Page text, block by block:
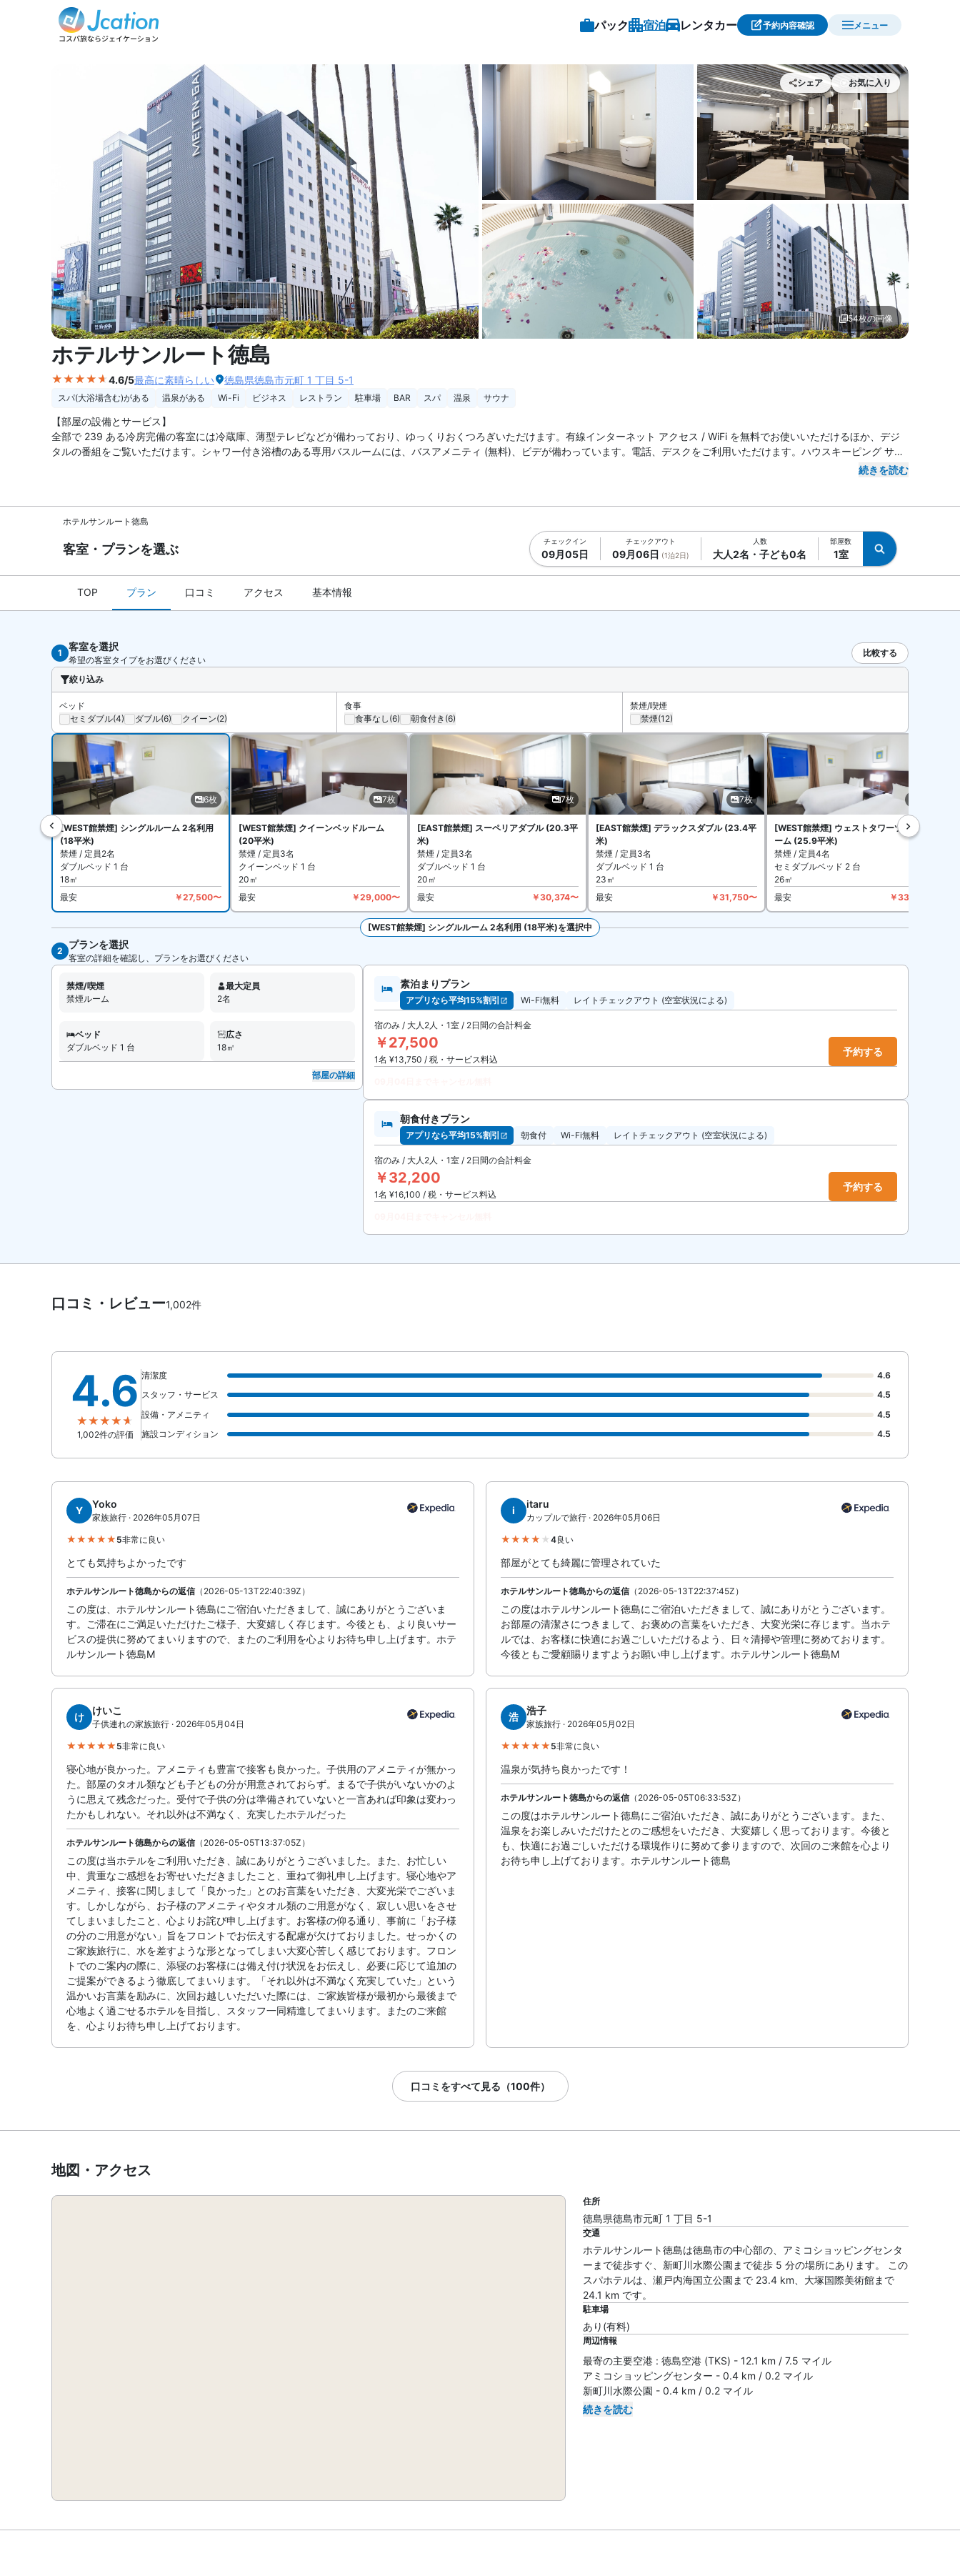
パック 宿泊 レンタカー 予約内容確認 メニュー
外観の写真を拡大表示
客室1 | ホテルサンルート徳島 お食事1 | ホテルサンルート徳
シェア お気に入り
54枚の画像
ホテルサンルート徳島
4.6/5最高に素晴らしい 徳島県徳島市元町 1 丁目 5-1
スパ(大浴場含む)がある 温泉がある Wi-Fi ビジネス レストラン 駐車場 BAR スパ 温泉 サウナ
【部屋の設備とサービス】
全部で 239 ある冷房完備の客室には冷蔵庫、薄型テレビなどが備わっており、ゆっくりおくつろぎいただけます。有線インターネット アクセス / WiFi を無料でお使いいただけるほか、デジ
タルの番組をご覧いただけます。シャワー付き浴槽のある専用バスルームには、バスアメニティ (無料)、ビデが備わっています。電話、デスクをご利用いただけます。ハウスキーピング サー
続きを読む
ホテルサンルート徳島
客室・プランを選ぶ
チェックイン
09月05日
チェックアウト
09月06日 (1泊2日)
人数
大人2名・子ども0名
部屋数
1室
TOP プラン 口コミ アクセス 基本情報
1
客室を選択
希望の客室タイプをお選びください
比較する
絞り込み
ベッド
セミダブル(4) ダブル(6) クイーン(2)
食事
食事なし (6) 朝食付き (6)
禁煙/喫煙
禁煙(12)
6枚
[WEST館禁煙] シングルルーム 2名利用
(18平米)
禁煙 / 定員2名
ダブルベッド 1 台
18㎡
最安
￥27,500〜
7枚
[WEST館禁煙] クイーンベッドルーム
(20平米)
禁煙 / 定員3名
クイーンベッド 1 台
20㎡
最安
￥29,000〜
7枚
[EAST館禁煙] スーペリアダブル (20.3平
米)
禁煙 / 定員3名
ダブルベッド 1 台
20㎡
最安
￥30,374〜
7枚
[EAST館禁煙] デラックスダブル (23.4平
米)
禁煙 / 定員3名
ダブルベッド 1 台
23㎡
最安
￥31,750〜
[WEST館禁煙] ウェストタワーツインル
ーム (25.9平米)
禁煙 / 定員4名
セミダブルベッド 2 台
26㎡
最安
￥33,124〜
[WEST館禁煙] シングルルーム 2名利用 (18平米)を選択中
2 プランを選択
客室の詳細を確認し、プランをお選びください
禁煙/喫煙
禁煙ルーム
最大定員
2名
ベッド
ダブルベッド 1 台
広さ
18㎡
部屋の詳細
素泊まりプラン
アプリなら平均15%割引 Wi-Fi無料 レイトチェックアウト (空室状況による)
宿のみ / 大人2人・1室 / 2日間の合計料金
￥27,500
1名 ¥13,750 / 税・サービス料込
予約する
朝食付きプラン
アプリなら平均15%割引 朝食付 Wi-Fi無料 レイトチェックアウト (空室状況による)
宿のみ / 大人2人・1室 / 2日間の合計料金
￥32,200
1名 ¥16,100 / 税・サービス料込
予約する
口コミ・レビュー1,002件
4.6
1,002件の評価
清潔度
4.6
スタッフ・サービス
4.5
設備・アメニティ
4.5
施設コンディション
4.5
Y
Yoko
家族旅行 · 2026年05月07日
5非常に良い
とても気持ちよかったです
ホテルサンルート徳島からの返信（2026-05-13T22:40:39Z）
この度は、ホテルサンルート徳島にご宿泊いただきまして、誠にありがとうございま
す。ご滞在にご満足いただけたご様子、大変嬉しく存じます。今後とも、より良いサー
ビスの提供に努めてまいりますので、またのご利用を心よりお待ち申し上げます。ホテ
ルサンルート徳島M
i
itaru
カップルで旅行 · 2026年05月06日
4良い
部屋がとても綺麗に管理されていた
ホテルサンルート徳島からの返信（2026-05-13T22:37:45Z）
この度はホテルサンルート徳島にご宿泊いただきまして、誠にありがとうございます。
お部屋の清潔さにつきまして、お褒めの言葉をいただき、大変光栄に存じます。当ホテ
ルでは、お客様に快適にお過ごしいただけるよう、日々清掃や管理に努めております。
今後ともご愛顧賜りますようお願い申し上げます。ホテルサンルート徳島M
け
けいこ
子供連れの家族旅行 · 2026年05月04日
5非常に良い
寝心地が良かった。アメニティも豊富で接客も良かった。子供用のアメニティが無かっ
た。部屋のタオル類なども子どもの分が用意されておらず。まるで子供がいないかのよ
うに思えて残念だった。受付で子供の分は準備されていないと一言あれば印象は変わっ
たかもしれない。それ以外は不満なく、充実したホテルだった
ホテルサンルート徳島からの返信（2026-05-05T13:37:05Z）
この度は当ホテルをご利用いただき、誠にありがとうございました。また、お忙しい
中、貴重なご感想をお寄せいただきましたこと、重ねて御礼申し上げます。寝心地やア
メニティ、接客に関しまして「良かった」とのお言葉をいただき、大変光栄でございま
す。しかしながら、お子様のアメニティやタオル類のご用意がなく、寂しい思いをさせ
てしまいましたこと、心よりお詫び申し上げます。お客様の仰る通り、事前に「お子様
の分のご用意がない」旨をフロントでお伝えする配慮が欠けておりました。せっかくの
ご家族旅行に、水を差すような形となってしまい大変心苦しく感じております。フロン
トでのご案内の際に、添寝のお客様には備え付け状況をお伝えし、必要に応じて追加の
ご提案ができるよう徹底してまいります。「それ以外は不満なく充実していた」という
温かいお言葉を励みに、次回お越しいただいた際には、ご家族皆様が最初から最後まで
心地よく過ごせるホテルを目指し、スタッフ一同精進してまいります。またのご来館
を、心よりお待ち申し上げております。
浩
浩子
家族旅行 · 2026年05月02日
5非常に良い
温泉が気持ち良かったです！
ホテルサンルート徳島からの返信（2026-05-05T06:33:53Z）
この度はホテルサンルート徳島にご宿泊いただき、誠にありがとうございます。また、
温泉をお楽しみいただけたとのご感想をいただき、大変嬉しく思っております。今後と
も、快適にお過ごしいただける環境作りに努めて参りますので、次回のご来館を心より
お待ち申し上げております。ホテルサンルート徳島
口コミをすべて見る（100件）
地図・アクセス
住所
徳島県徳島市元町 1 丁目 5-1
交通
ホテルサンルート徳島は徳島市の中心部の、アミコショッピングセンタ
ーまで徒歩すぐ、新町川水際公園まで徒歩 5 分の場所にあります。 この
スパホテルは、瀬戸内海国立公園まで 23.4 km、大塚国際美術館まで
24.1 km です。
駐車場
あり(有料)
周辺情報
最寄の主要空港 : 徳島空港 (TKS) - 12.1 km / 7.5 マイル
アミコショッピングセンター - 0.4 km / 0.2 マイル
新町川水際公園 - 0.4 km / 0.2 マイル
続きを読む